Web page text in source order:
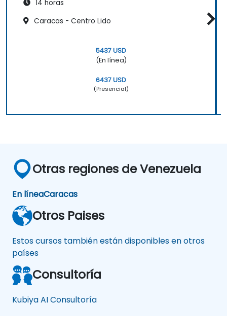
14 horas
Caracas - Centro Lido
5437 USD
(En línea)
6437 USD
(Presencial)
Otras regiones de Venezuela
En líneaCaracas
Otros Paises
Estos cursos también están disponibles en otros
países
Consultoría
Kubiya AI Consultoría